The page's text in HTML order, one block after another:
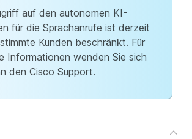
auf den autonomen KI-
für die Sprachanrufe ist derzeit
Kunden beschränkt. Für
Informationen wenden Sie sich
den Cisco Support.